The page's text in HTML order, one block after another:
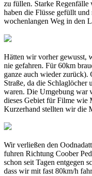
zu füllen. Starke Regenfälle
haben die Flüsse gefüllt
wochenlangen Weg in den
Hätten wir vorher gewusst,
nie gefahren. Für 60km
ganze auch wieder
Straße, da die
waren. Die Umgebung war
dieses Gebiet für Filme wie
Kurzerhand stellten wir die
Wir verließen den
fuhren Richtung Coober
schon seit Tagen entgegen
dass wir mit fast 80km/h